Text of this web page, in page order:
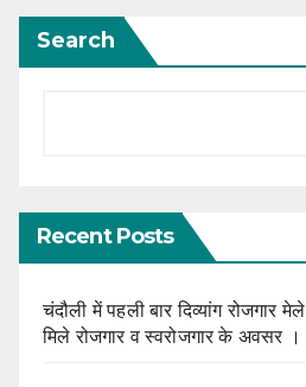
Search
Recent Posts
चंदौली में पहली बार दिव्यांग
मिले रोजगार व स्वरोजगार के अवसर ।